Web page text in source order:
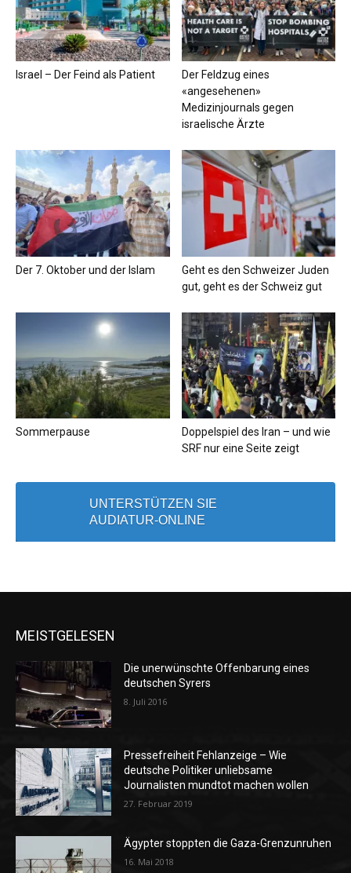
Israel – Der Feind als Patient
Der Feldzug eines
«angesehenen»
Medizinjournals gegen
israelische Ärzte
Der 7. Oktober und der Islam
Geht es den Schweizer Juden
gut, geht es der Schweiz gut
Sommerpause
Doppelspiel des Iran – und wie
SRF nur eine Seite zeigt
UNTERSTÜTZEN SIE
AUDIATUR-ONLINE
MEISTGELESEN
Die unerwünschte Offenbarung eines
deutschen Syrers
8. Juli 2016
Pressefreiheit Fehlanzeige – Wie
deutsche Politiker unliebsame
Journalisten mundtot machen wollen
27. Februar 2019
Ägypter stoppten die Gaza-Grenzunruhen
16. Mai 2018